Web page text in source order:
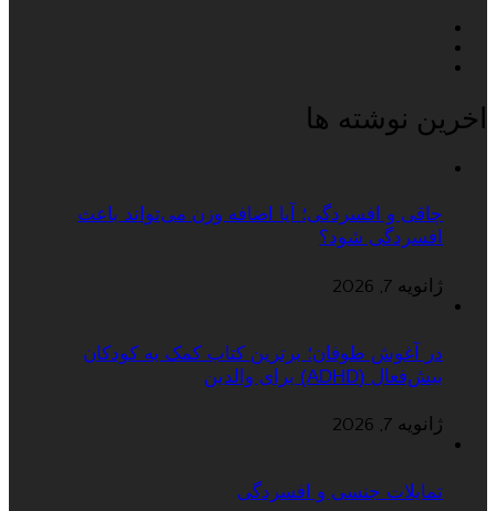
اخرین نوشته ها
چاقی و افسردگی؛ آیا اضافه وزن می‌تواند باعث
افسردگی شود؟
ژانویه 7, 2026
در آغوش طوفان؛ برترین کتاب کمک به کودکان
بیش‌فعال (ADHD) برای والدین
ژانویه 7, 2026
تمایلات جنسی و افسردگی